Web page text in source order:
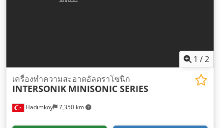
1 /2
Hadımköy 7,350 km
เครื่องทำความสะอาดอัลตราโซนิก
INTERSONIK MINISONIC SERIES